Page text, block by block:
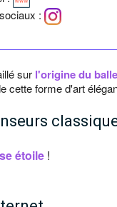
:
sur l'origine du
cette forme d'art
étoile !